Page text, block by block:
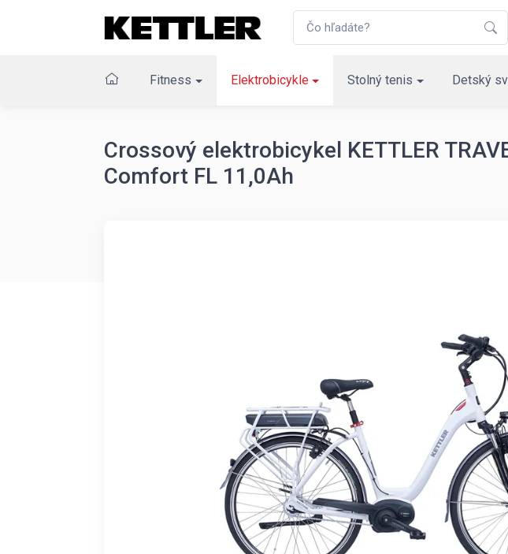
Fitness Elektrobicykle Stolný tenis Detský
Crossový elektrobicykel KETTLER
Comfort FL 11,0Ah